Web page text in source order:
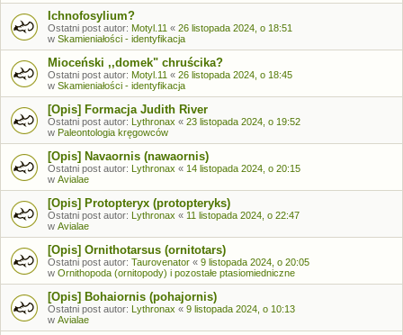
Ichnofosylium?
Ostatni post autor: Motyl.11 « 26 listopada 2024, o 18:51
w Skamieniałości - identyfikacja
Mioceński ,,domek" chruścika?
Ostatni post autor: Motyl.11 « 26 listopada 2024, o 18:45
w Skamieniałości - identyfikacja
[Opis] Formacja Judith River
Ostatni post autor: Lythronax « 23 listopada 2024, o 19:52
w Paleontologia kręgowców
[Opis] Navaornis (nawaornis)
Ostatni post autor: Lythronax « 14 listopada 2024, o 20:15
w Avialae
[Opis] Protopteryx (protopteryks)
Ostatni post autor: Lythronax « 11 listopada 2024, o 22:47
w Avialae
[Opis] Ornithotarsus (ornitotars)
Ostatni post autor: Taurovenator « 9 listopada 2024, o 20:05
w Ornithopoda (ornitopody) i pozostałe ptasiomiedniczne
[Opis] Bohaiornis (pohajornis)
Ostatni post autor: Lythronax « 9 listopada 2024, o 10:13
w Avialae